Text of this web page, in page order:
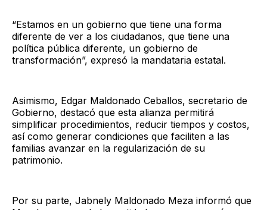
“Estamos en un gobierno que tiene una forma
diferente de ver a los ciudadanos, que tiene una
política pública diferente, un gobierno de
transformación”, expresó la mandataria estatal.
Asimismo, Edgar Maldonado Ceballos, secretario de
Gobierno, destacó que esta alianza permitirá
simplificar procedimientos, reducir tiempos y costos,
así como generar condiciones que faciliten a las
familias avanzar en la regularización de su
patrimonio.
Por su parte, Jabnely Maldonado Meza informó que